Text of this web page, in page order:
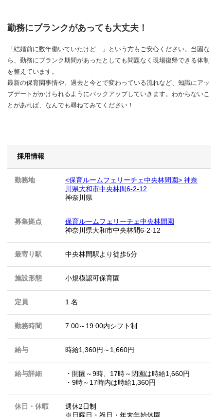
勤務にブランクがあっても大丈夫！
「結婚前に数年働いていたけど…」という方もご安心ください。当園な
ら、勤務にブランク期間があったとしても問題なく現場復帰できる体制
を整えています。
最新の保育園事情や、過去と今とで変わっている流れなど、知識にアッ
プデートがかけられるようにバックアップしていきます。わからないこ
とがあれば、なんでも尋ねてみてください！
採用情報
勤務地
<保育ルームフェリーチェ中央林間園> 神奈
川県大和市中央林間6-2-12
神奈川県
募集拠点
保育ルームフェリーチェ中央林間園
神奈川県大和市中央林間6-2-12
最寄り駅 中央林間駅より徒歩5分
施設形態 小規模認可保育園
定員 1 名
勤務時間 7:00～19:00内シフト制
給与 時給1,360円～1,660円
給与詳細
・開園～9時、17時～閉園は時給1,660円
・9時～17時内は時給1,360円
休日・休暇
週休2日制
※日曜日・祝日・年末年始休園